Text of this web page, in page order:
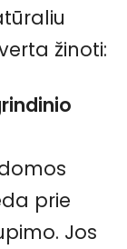
žinoti:
prie
Jos